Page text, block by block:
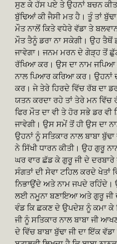
ਸੁਣ ਕੇ ਹੱਸ ਪਏ ਤੇ ਉਹਨਾਂ ਬਚਨ
ਬੁੱਢਿਆਂ ਕੀ ਜੈਸੀ ਮਤ ਹੈ। ਤੂੰ ਤਾਂ
ਮੌਤ ਨਾਲੋਂ ਕਿਤੇ ਵਧੇਰੇ ਵੱਡਾ ਤੇ
ਮੌਤ ਤੈਨੂੰ ਡਰਾ ਨਾ ਸਕੇਗੀ। ਉਹ
ਜਾਵੇਗਾ। ਜਨਮ ਮਰਨ ਦੇ ਗੇੜ੍ਹ ਤੋਂ
ਰੱਖਿਆ ਕਰ। ਉਸ ਦਾ ਨਾਮ ਜਪਿਆ
ਨਾਲ ਪਿਆਰ ਕਰਿਆ ਕਰ। ਉਹਨਾਂ
ਕਰ। ਜੇ ਤੇਰੇ ਹਿਰਦੇ ਵਿੱਚ ਰੱਬ ਦਾ
ਯਤਨ ਕਰਦਾ ਰਹੇ ਤਾਂ ਤੇਰੇ ਮਨ
ਫਿਰ ਮੌਤ ਦਾ ਵੀ ਤੇ ਹੋਰ ਸਭੇ ਡਰ ਵੀ
ਜਾਵੇਗੀ। ਉਸ ਸਮੇਂ ਤੋਂ ਹੀ ਉਸ ਦਾ
ਉਹਨਾਂ ਨੂੰ ਸਤਿਕਾਰ ਨਾਲ ਬਾਬਾ
ਨੇ ਸਿੱਖੀ ਧਾਰਨ ਕੀਤੀ। ਉਹ ਗੁਰੂ
ਘਰ ਵਾਰ ਛੱਡ ਕੇ ਗੁਰੂ ਜੀ ਦੇ ਦਰਬਾਰੇ
ਸੰਗਤਾਂ ਦੀ ਸੇਵਾ ਟਹਿਲ ਕਰਦੇ ਖੇਤਾਂ
ਨਿਭਾਉਂਦੇ ਅਤੇ ਨਾਮ ਜਪਦੇ ਰਹਿੰਦੇ।
ਲਈ ਨਮੂਨਾ ਬਣਾਇਆ ਅਤੇ ਗੁਰੂ ਜੀ
ਵੰਡ ਕਿ ਛਕਣ ਦੇ ਉਪਦੇਸ਼ ਨੂੰ ਕਮਾ
ਜੀ ਨੂੰ ਸਤਿਕਾਰ ਨਾਲ ਬਾਬਾ ਜੀ
ਦੇ ਵਿੱਚ ਬਾਬਾ ਬੁੱਢਾ ਜੀ ਦਾ ਇੱਕ